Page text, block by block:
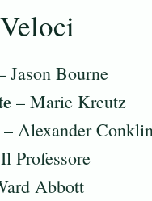
Jason Bourne
– Marie Kreutz
– Alexander
Professore
Abbott